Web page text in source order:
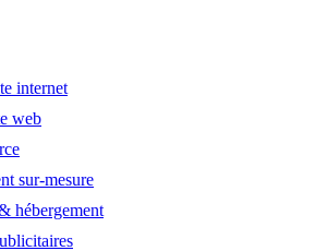
internet
web
sur-mesure
hébergement